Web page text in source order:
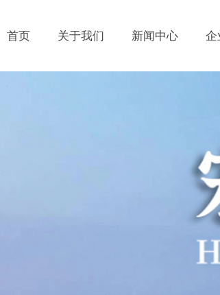
首页 关于我们 新闻中心 企